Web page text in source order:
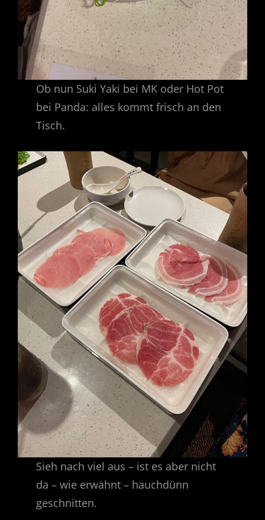
Ob nun Suki Yaki bei MK oder Hot Pot
bei Panda: alles kommt frisch an den
Tisch.
Sieh nach viel aus – ist es aber nicht
da – wie erwähnt – hauchdünn
geschnitten.